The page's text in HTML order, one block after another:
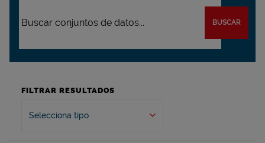
BUSCAR
FILTRAR RESULTADOS
Selecciona tipo